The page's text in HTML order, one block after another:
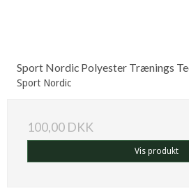
Sport Nordic Polyester Trænings
Sport Nordic
100,00 DKK
Vis produkt